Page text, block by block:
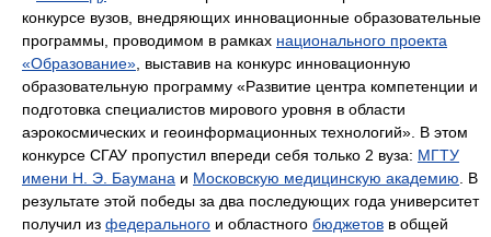
конкурсе вузов, внедряющих инновационные образовательные
программы, проводимом в рамках национального проекта
«Образование» , выставив на конкурс инновационную
образовательную программу «Развитие центра компетенции и
подготовка специалистов мирового уровня в области
аэрокосмических и геоинформационных технологий». В этом
конкурсе СГАУ пропустил впереди себя только 2 вуза: МГТУ
имени Н. Э. Баумана и Московскую медицинскую академию . В
результате этой победы за два последующих года университет
получил из федерального и областного бюджетов в общей